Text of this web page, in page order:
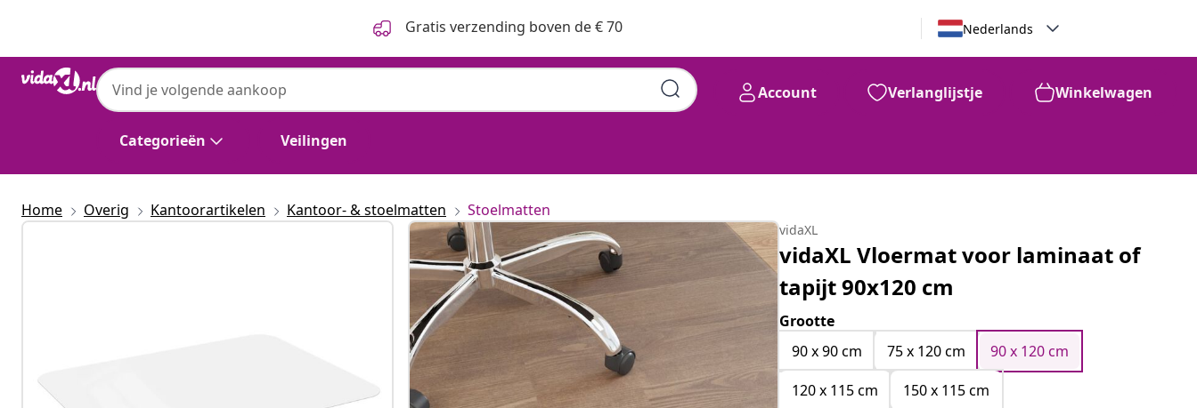
Gratis verzending boven de € 70 Nederlands
Categorieën Veilingen
Account Verlanglijstje Winkelwagen
Home Overig Kantoorartikelen Kantoor- & stoelmatten Stoelmatten
vidaXL
vidaXL Vloermat voor laminaat of
tapijt 90x120 cm
Grootte
90 x 90 cm
75 x 120 cm
90 x 120 cm
120 x 115 cm
150 x 115 cm